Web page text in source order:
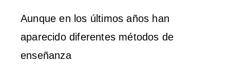
Aunque en los últimos años han
aparecido diferentes métodos de
enseñanza